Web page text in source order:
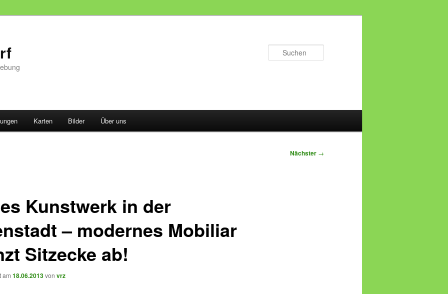
Karten Bilder Über uns
Nächster →
Kunstwerk in der
– modernes Mobiliar
Sitzecke ab!
am 18.06.2013von vrz